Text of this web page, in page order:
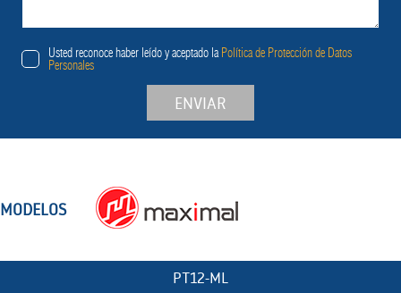
Usted reconoce haber leído y aceptado laPolítica de Protección de Datos
Personales
ENVIAR
MODELOS
PT12-ML